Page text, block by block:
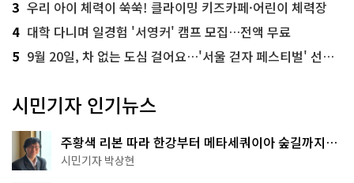
3 우리 아이 체력이 쑥쑥! 클라이밍 키즈카페·어린이 체력장
4 대학 다니며 일경험 '서영커' 캠프 모집…전액 무료
5 9월 20일, 차 없는 도심 걸어요…'서울 걷자 페스티벌' 선착순 5천명
시민기자 인기뉴스
주황색 리본 따라 한강부터 메타세쿼이아 숲길까지…
서울둘레길 15코스
시민기자 박상현